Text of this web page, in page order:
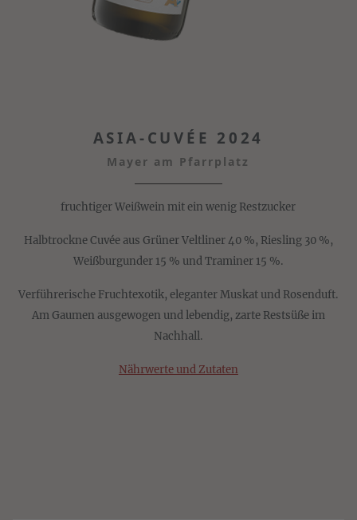
ASIA-CUVÉE 2024
Mayer am Pfarrplatz
fruchtiger Weißwein mit ein wenig Restzucker
Halbtrockne Cuvée aus Grüner Veltliner 40 %, Riesling 30 %,
Weißburgunder 15 % und Traminer 15 %.
Verführerische Fruchtexotik, eleganter Muskat und Rosenduft.
Am Gaumen ausgewogen und lebendig, zarte Restsüße im
Nachhall.
Nährwerte und Zutaten